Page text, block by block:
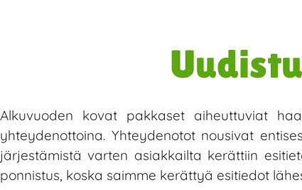
Alkuvuoden kovat pakkaset aiheuttuviat
yhteydenottoina. Yhteydenotot nousivat
järjestämistä varten asiakkailta kerättiin
ponnistus, koska saimme kerättyä esitiedot